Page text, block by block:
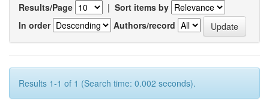
Results/Page | Sort items by
In order
Authors/record
Results 1-1 of 1 (Search time: 0.002 seconds).